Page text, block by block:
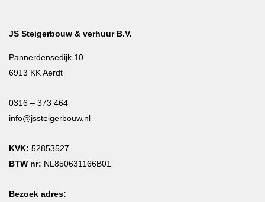
JS Steigerbouw & verhuur B.V.
Pannerdensedijk 10
6913 KK Aerdt
0316 – 373 464
info@jssteigerbouw.nl
KVK: 52853527
BTW nr: NL850631166B01
Bezoek adres: